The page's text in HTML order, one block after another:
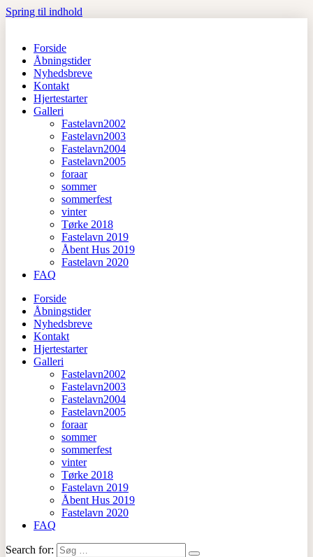
Spring til indhold
Forside
Åbningstider
Nyhedsbreve
Kontakt
Hjertestarter
Galleri
Fastelavn2002
Fastelavn2003
Fastelavn2004
Fastelavn2005
foraar
sommer
sommerfest
vinter
Tørke 2018
Fastelavn 2019
Åbent Hus 2019
Fastelavn 2020
FAQ
Forside
Åbningstider
Nyhedsbreve
Kontakt
Hjertestarter
Galleri
Fastelavn2002
Fastelavn2003
Fastelavn2004
Fastelavn2005
foraar
sommer
sommerfest
vinter
Tørke 2018
Fastelavn 2019
Åbent Hus 2019
Fastelavn 2020
FAQ
Search for: